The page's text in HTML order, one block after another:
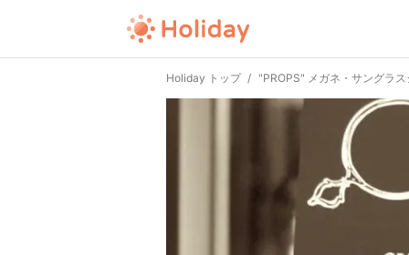
Holiday トップ "PROPS" メガネ・サングラ